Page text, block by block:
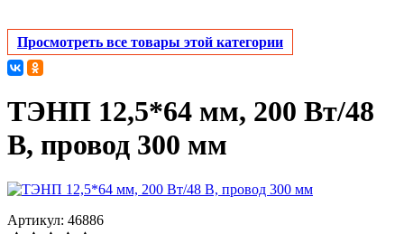
Просмотреть все товары этой категории
ТЭНП 12,5*64 мм, 200 Вт/48
В, провод 300 мм
Артикул: 46886